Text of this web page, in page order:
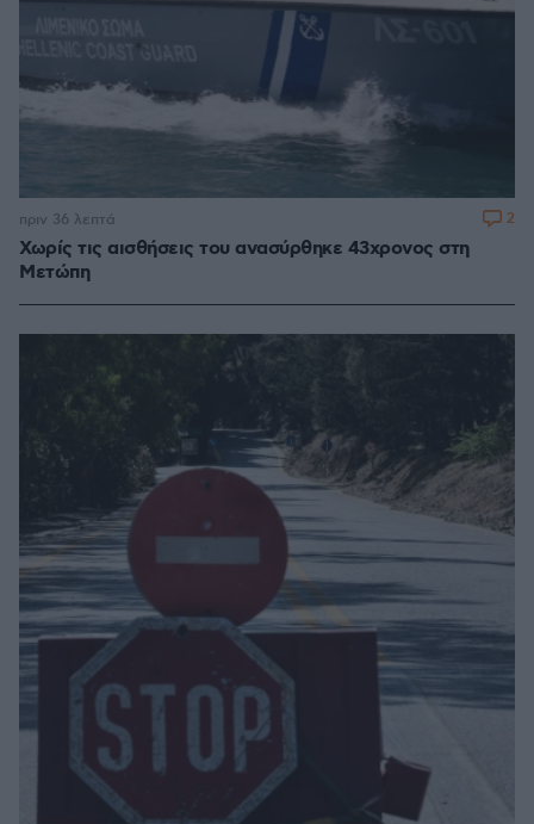
Χωρίς τις αισθήσεις του ανασύρθηκε 43χρονος στη
Μετώπη
πριν 36 λεπτά 2